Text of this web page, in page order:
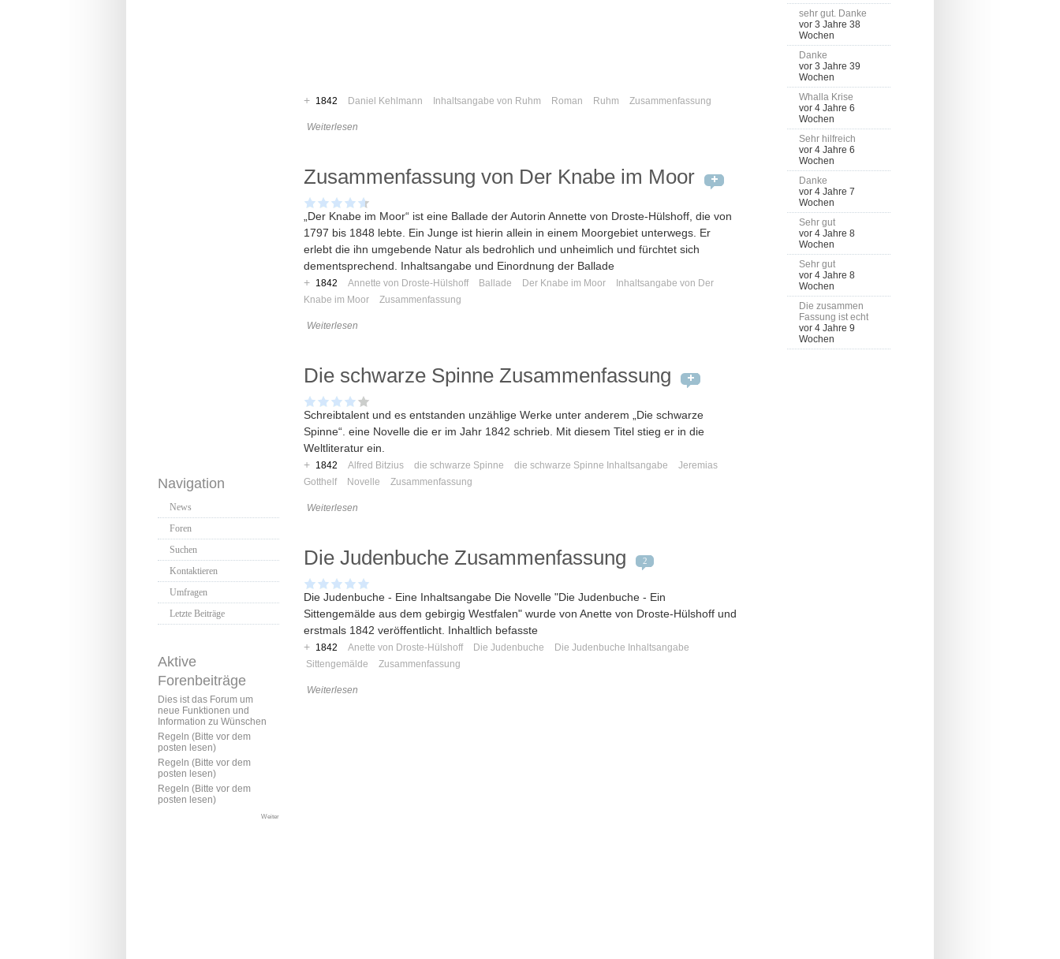
Navigation
News
Foren
Suchen
Kontaktieren
Umfragen
Letzte Beiträge
Aktive
Forenbeiträge
Dies ist das Forum um
neue Funktionen und
Information zu Wünschen
Regeln (Bitte vor dem
posten lesen)
Regeln (Bitte vor dem
posten lesen)
Regeln (Bitte vor dem
posten lesen)
Weiter
+ 1842 Daniel Kehlmann Inhaltsangabe von Ruhm Roman Ruhm Zusammenfassung
Weiterlesen
Zusammenfassung von Der Knabe im Moor
„Der Knabe im Moor“ ist eine Ballade der Autorin Annette von Droste-Hülshoff, die von
1797 bis 1848 lebte. Ein Junge ist hierin allein in einem Moorgebiet unterwegs. Er
erlebt die ihn umgebende Natur als bedrohlich und unheimlich und fürchtet sich
dementsprechend. Inhaltsangabe und Einordnung der Ballade
+ 1842 Annette von Droste-Hülshoff Ballade Der Knabe im Moor
Inhaltsangabe von Der
Knabe im Moor
Zusammenfassung
Weiterlesen
Die schwarze Spinne Zusammenfassung
Schreibtalent und es entstanden unzählige Werke unter anderem „Die schwarze
Spinne“. eine Novelle die er im Jahr 1842 schrieb. Mit diesem Titel stieg er in die
Weltliteratur ein.
+ 1842 Alfred Bitzius die schwarze Spinne die schwarze Spinne Inhaltsangabe
Jeremias
Gotthelf
Novelle Zusammenfassung
Weiterlesen
Die Judenbuche Zusammenfassung 2
Die Judenbuche - Eine Inhaltsangabe Die Novelle "Die Judenbuche - Ein
Sittengemälde aus dem gebirgig Westfalen" wurde von Anette von Droste-Hülshoff und
erstmals 1842 veröffentlicht. Inhaltlich befasste
+ 1842 Anette von Droste-Hülshoff Die Judenbuche
Die Judenbuche Inhaltsangabe
Sittengemälde
Zusammenfassung
Weiterlesen
sehr gut. Danke
vor 3 Jahre 38
Wochen
Danke
vor 3 Jahre 39
Wochen
Whalla Krise
vor 4 Jahre 6
Wochen
Sehr hilfreich
vor 4 Jahre 6
Wochen
Danke
vor 4 Jahre 7
Wochen
Sehr gut
vor 4 Jahre 8
Wochen
Sehr gut
vor 4 Jahre 8
Wochen
Die zusammen
Fassung ist echt
vor 4 Jahre 9
Wochen